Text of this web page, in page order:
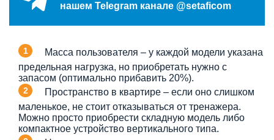
нашем Telegram канале @setaficom
Масса пользователя – у каждой модели указана
предельная нагрузка, но приобретать нужно с
запасом (оптимально прибавить 20%).
Пространство в квартире – если оно слишком
маленькое, не стоит отказываться от тренажера.
Можно просто приобрести складную модель либо
компактное устройство вертикального типа.